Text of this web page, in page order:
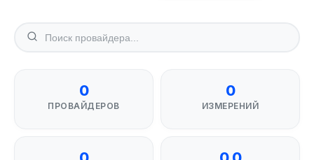
0
ПРОВАЙДЕРОВ
0
ИЗМЕРЕНИЙ